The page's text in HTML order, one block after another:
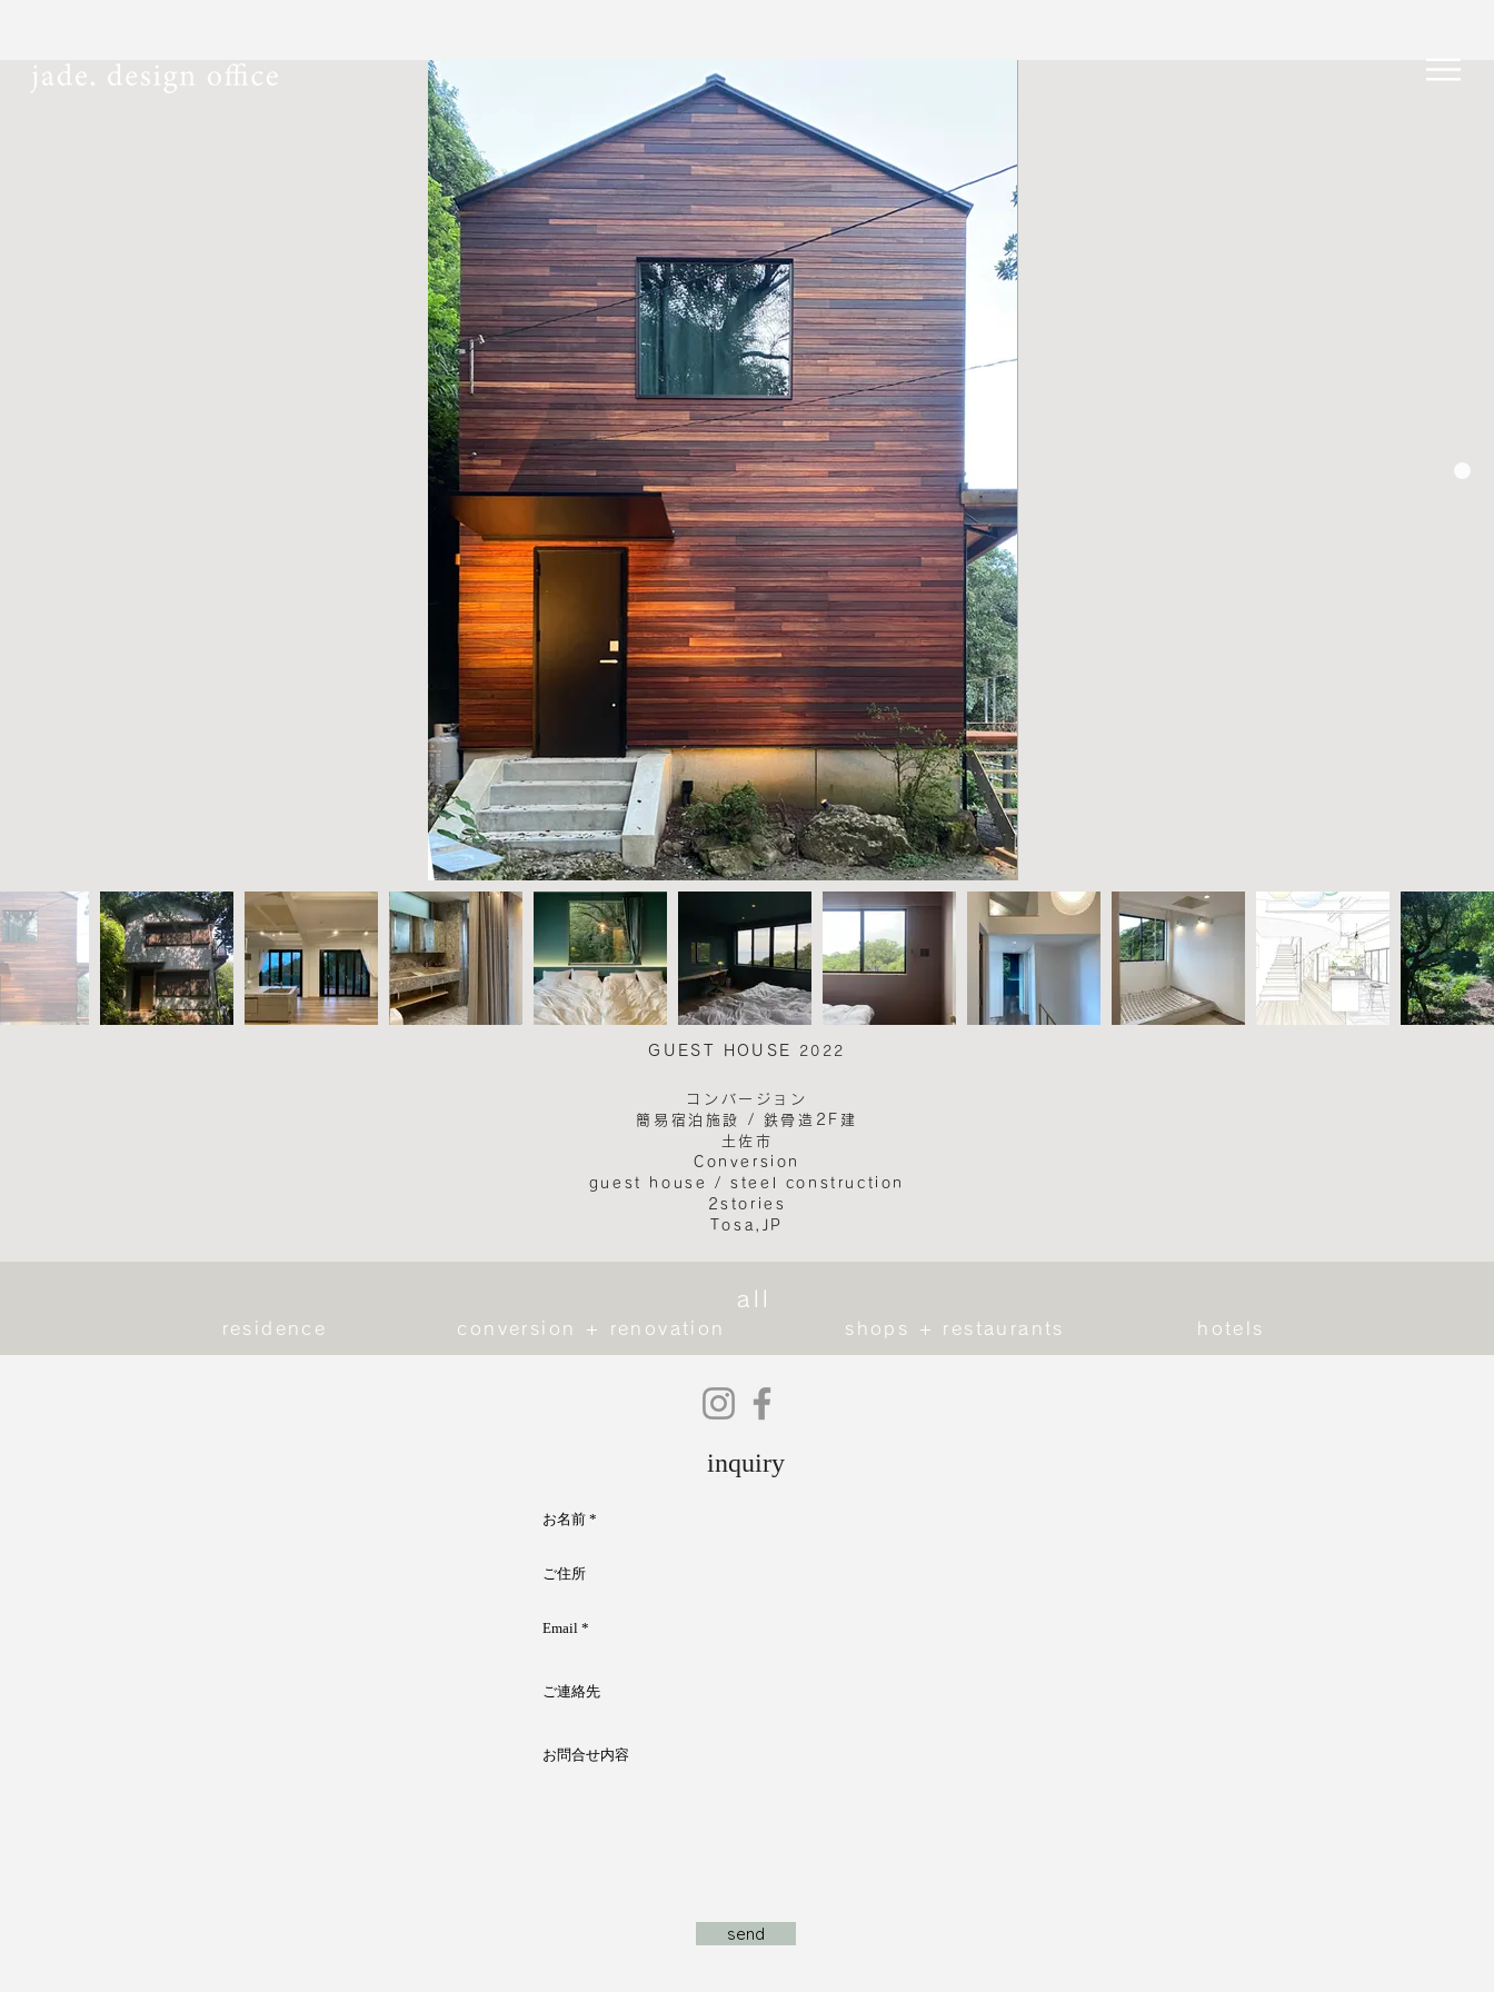
GUEST HOUSE 2022
コンバージョン
簡易宿泊施設 / ​鉄骨造2F建
土佐市​
Conversion
guest house /steel construction
2stories
Tosa,JP
all
residence conversion + renovation shops + restaurants hotels
inquiry
お名前
ご住所
Email
ご連絡先
お問合せ内容
send